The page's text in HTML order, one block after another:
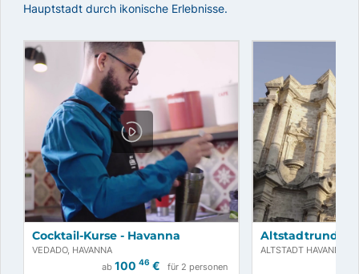
Hauptstadt durch ikonische Erlebnisse.
Cocktail-Kurse - Havanna
VEDADO, HAVANNA
ab 100 46 € für 2 personen
ALTSTADT HAVANNA,